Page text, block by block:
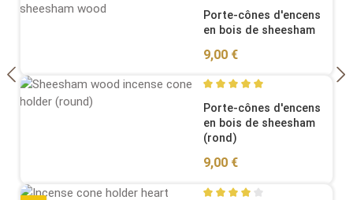
Average rating of 5 out of
Porte-cônes d'encens
en bois de sheesham
Regular price:
9,00 €
Average rating of 5 out of
Porte-cônes d'encens
en bois de sheesham
(rond)
Regular price:
9,00 €